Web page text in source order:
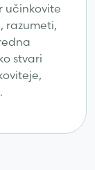
učinkovite
razumeti,
stvari